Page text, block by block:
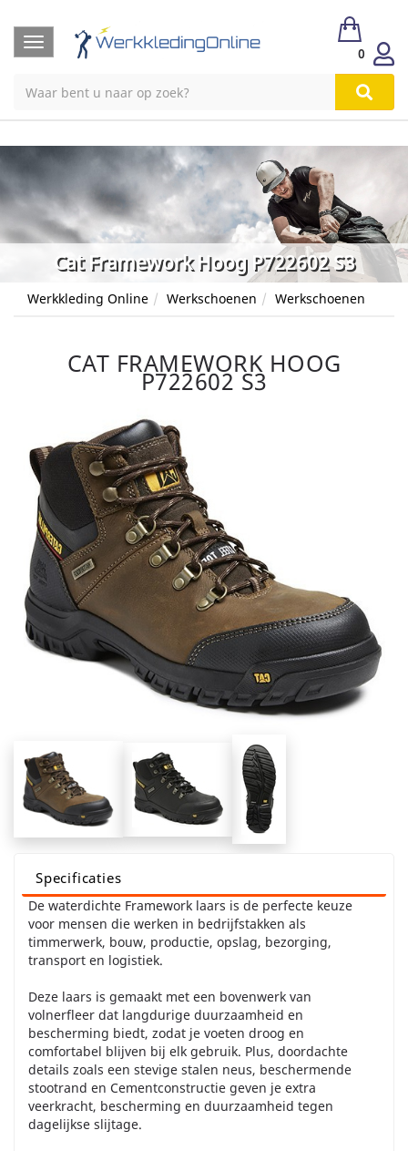
Toggle
navigation
0
Cat Framework Hoog P722602 S3
Werkkleding Online Werkschoenen Werkschoenen
CAT FRAMEWORK HOOG
P722602 S3
Specificaties
De waterdichte Framework laars is de perfecte keuze
voor mensen die werken in bedrijfstakken als
timmerwerk, bouw, productie, opslag, bezorging,
transport en logistiek.
Deze laars is gemaakt met een bovenwerk van
volnerfleer dat langdurige duurzaamheid en
bescherming biedt, zodat je voeten droog en
comfortabel blijven bij elk gebruik. Plus, doordachte
details zoals een stevige stalen neus, beschermende
stootrand en Cementconstructie geven je extra
veerkracht, bescherming en duurzaamheid tegen
dagelijkse slijtage.